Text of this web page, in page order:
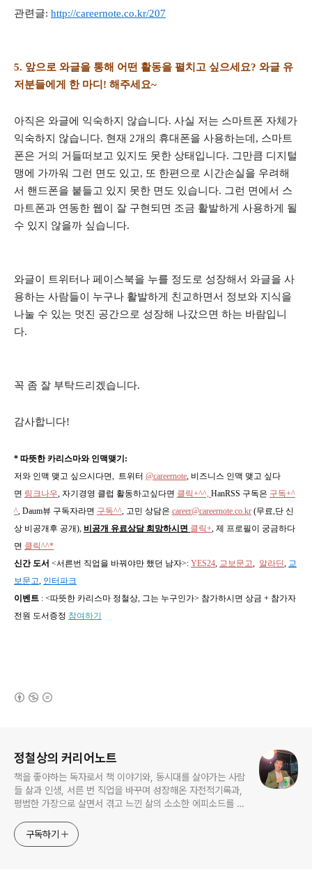
관련글: http://careernote.co.kr/207
5. 앞으로 와글을 통해 어떤 활동을 펼치고 싶으세요? 와글 유
저분들에게 한 마디! 해주세요~
아직은 와글에 익숙하지 않습니다. 사실 저는 스마트폰 자체가
익숙하지 않습니다. 현재 2개의 휴대폰을 사용하는데, 스마트
폰은 거의 거들떠보고 있지도 못한 상태입니다. 그만큼 디지털
맹에 가까워 그런 면도 있고, 또 한편으로 시간손실을 우려해
서 핸드폰을 붙들고 있지 못한 면도 있습니다. 그런 면에서 스
마트폰과 연동한 웹이 잘 구현되면 조금 활발하게 사용하게 될
수 있지 않을까 싶습니다.
와글이 트위터나 페이스북을 누를 정도로 성장해서 와글을 사
용하는 사람들이 누구나 활발하게 친교하면서 정보와 지식을
나눌 수 있는 멋진 공간으로 성장해 나갔으면 하는 바람입니
다.
꼭 좀 잘 부탁드리겠습니다.
감사합니다!
* 따뜻한 카리스마와 인맥맺기:
저와 인맥 맺고 싶으시다면, 트위터 @careernote, 비즈니스 인맥 맺고 싶다
면 링크나우, 자기경영 클럽 활동하고싶다면 클릭+^^, HanRSS 구독은 구독+^
^, Daum뷰 구독자라면 구독^^, 고민 상담은 career@careernote.co.kr (무료,단 신
상 비공개후 공개), 비공개 유료상담 희망하시면 클릭+, 제 프로필이 궁금하다
면 클릭^^*
신간 도서 <서른번 직업을 바꿔야만 했던 남자>: YES24, 교보문고, 알라딘, 교
보문고, 인터파크
이벤트 : <따뜻한 카리스마 정철상, 그는 누구인가> 참가하시면 상금 + 참가자
전원 도서증정 참여하기
정철상의 커리어노트
책을 좋아하는 독자로서 책 이야기와, 동시대를 살아가는 사람
들 삶과 인생, 서른 번 직업을 바꾸며 성장해온 자전적기록과,
평범한 가장으로 살면서 겪고 느낀 삶의 소소한 에피소드를 전
고픈 커리어코치, 유튜브: 정교수의 인생수업
구독하기